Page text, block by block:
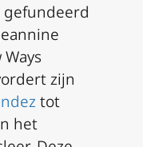
gefundeerd
zijn
tot
het